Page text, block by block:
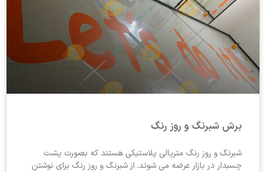
برش شبرنگ و روز رنگ
شبرنگ و روز رنگ متریالی پلاستیکی هستند که بصورت پشت
چسبدار در بازار عرضه می شوند. از شبرنگ و روز رنگ برای نوشتن